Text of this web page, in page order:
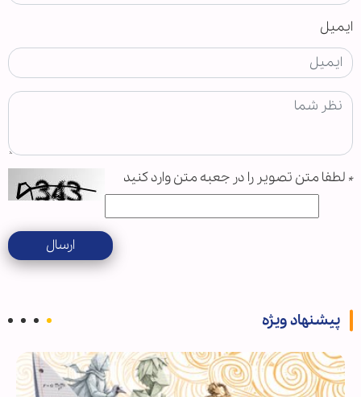
ایمیل
* لطفا متن تصویر را در جعبه متن وارد کنید
ارسال
پیشنهاد ویژه